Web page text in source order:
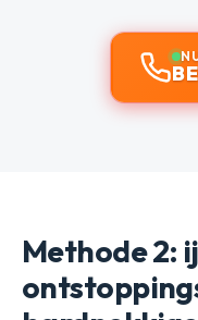
Methode 2: